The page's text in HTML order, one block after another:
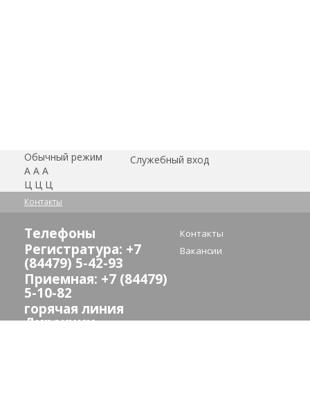
Обычный режим
А А А
Ц Ц Ц
Служебный вход
Контакты
Телефоны
Регистратура: +7
(84479) 5-42-93
Приемная: +7 (84479)
5-10-82
горячая линия
Дирекции
Контакты
Вакансии